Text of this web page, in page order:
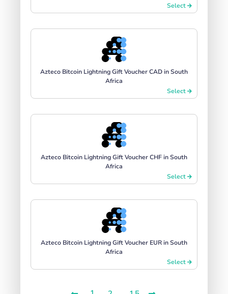
Select
Azteco Bitcoin Lightning Gift Voucher CAD in South
Africa
Select
Azteco Bitcoin Lightning Gift Voucher CHF in South
Africa
Select
Azteco Bitcoin Lightning Gift Voucher EUR in South
Africa
Select